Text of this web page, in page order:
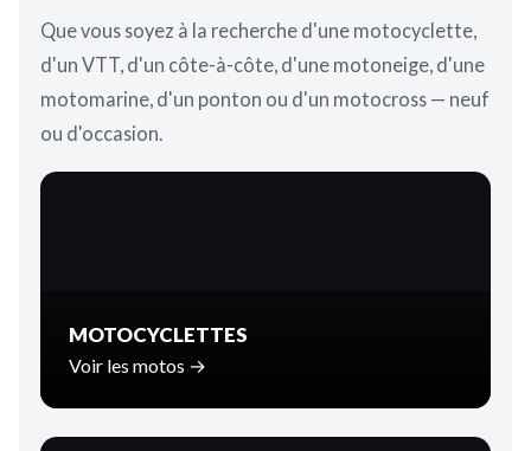
Que vous soyez à la recherche d'une motocyclette,
d'un VTT, d'un côte-à-côte, d'une motoneige, d'une
motomarine, d'un ponton ou d'un motocross — neuf
ou d'occasion.
MOTOCYCLETTES
Voir les motos →